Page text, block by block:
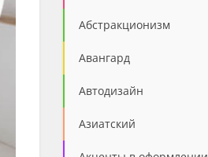
Абстракционизм
Авангард
Автодизайн
Азиатский